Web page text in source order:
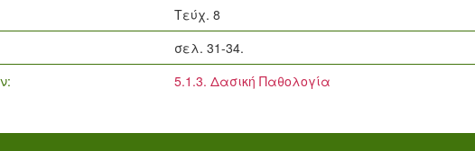
Τεύχ. 8
σελ. 31-34.
5.1.3. Δασική Παθολογία